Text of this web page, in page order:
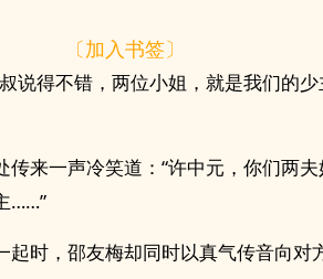
〔加入书签〕
说得不错，两位小姐，就是我们的
来一声冷笑道：“许中元，你们两夫
……”
起时，邵友梅却同时以真气传音向对